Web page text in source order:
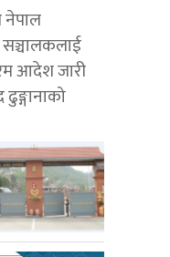
नेपाल
आदेश जारी